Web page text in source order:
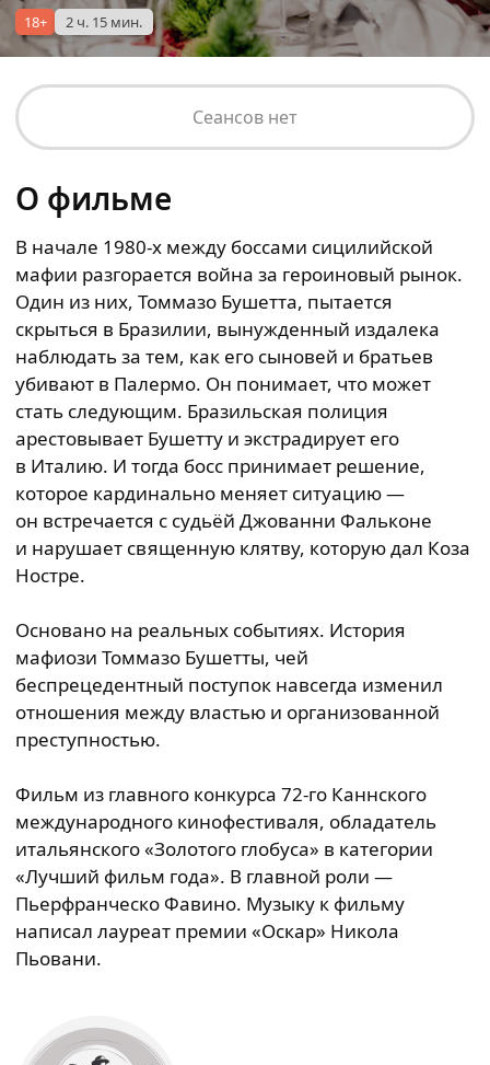
18+ 2 ч. 15 мин.
Сеансов нет
О фильме
В начале 1980-х между боссами сицилийской
мафии разгорается война за героиновый рынок.
Один из них, Томмазо Бушетта, пытается
скрыться в Бразилии, вынужденный издалека
наблюдать за тем, как его сыновей и братьев
убивают в Палермо. Он понимает, что может
стать следующим. Бразильская полиция
арестовывает Бушетту и экстрадирует его
в Италию. И тогда босс принимает решение,
которое кардинально меняет ситуацию —
он встречается с судьёй Джованни Фальконе
и нарушает священную клятву, которую дал Коза
Ностре.
Основано на реальных событиях. История
мафиози Томмазо Бушетты, чей
беспрецедентный поступок навсегда изменил
отношения между властью и организованной
преступностью.
Фильм из главного конкурса 72-го Каннского
международного кинофестиваля, обладатель
итальянского «Золотого глобуса» в категории
«Лучший фильм года». В главной роли —
Пьерфранческо Фавино. Музыку к фильму
написал лауреат премии «Оскар» Никола
Пьовани.